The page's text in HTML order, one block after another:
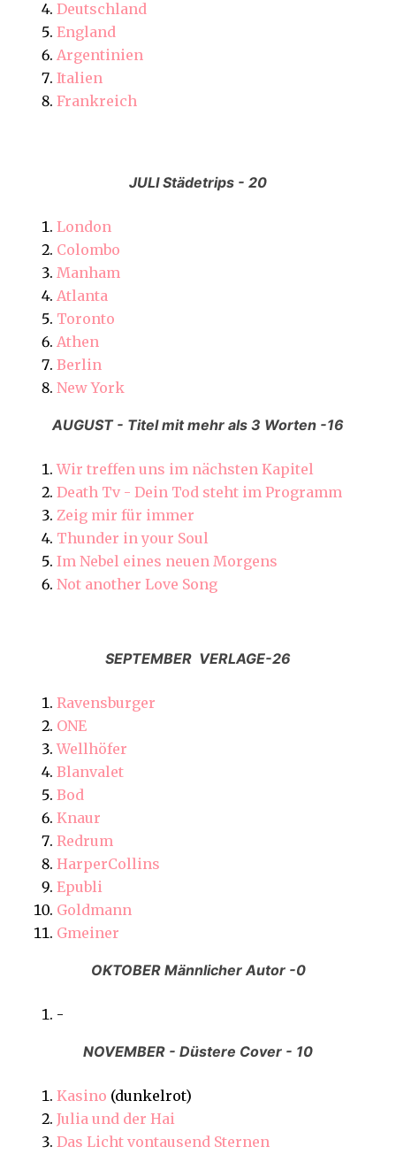
Deutschland
England
Argentinien
Italien
Frankreich
JULI Städetrips - 20
London
Colombo
Manham
Atlanta
Toronto
Athen
Berlin
New York
AUGUST - Titel mit mehr als 3 Worten -16
Wir treffen uns im nächsten Kapitel
Death Tv - Dein Tod steht im Programm
Zeig mir für immer
Thunder in your Soul
Im Nebel eines neuen Morgens
Not another Love Song
SEPTEMBER VERLAGE-26
Ravensburger
ONE
Wellhöfer
Blanvalet
Bod
Knaur
Redrum
HarperCollins
Epubli
Goldmann
Gmeiner
OKTOBER Männlicher Autor -0
-
NOVEMBER - Düstere Cover - 10
Kasino (dunkelrot)
Julia und der Hai
Das Licht vontausend Sternen